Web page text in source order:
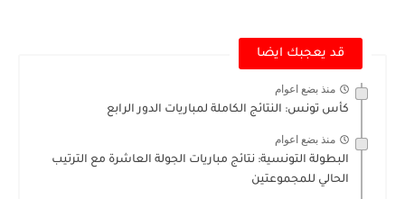
قد يعجبك ايضا
منذ بضع اعوام
كأس تونس: النتائج الكاملة لمباريات الدور الرابع
منذ بضع اعوام
البطولة التونسية: نتائج مباريات الجولة العاشرة مع الترتيب
الحالي للمجموعتين